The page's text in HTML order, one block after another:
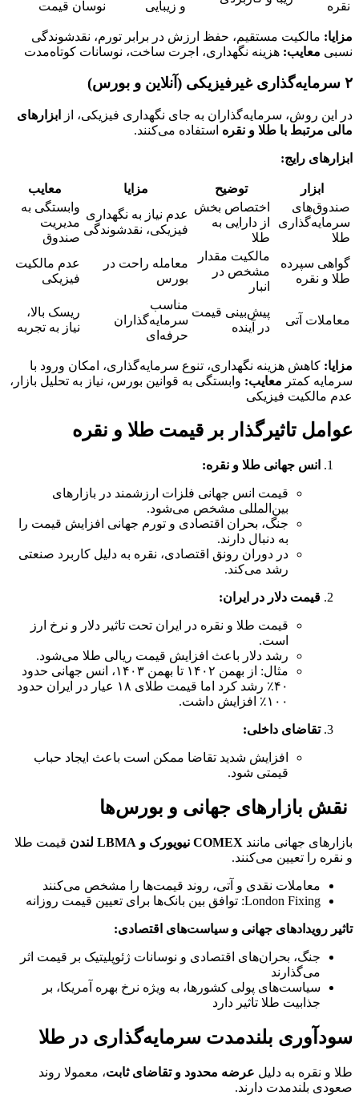
نقره و زیبایی نوسان قیمت
مزایا: مالکیت مستقیم، حفظ ارزش در برابر تورم، نقدشوندگی
نسبی معایب: هزینه نگهداری، اجرت ساخت، نوسانات کوتاه‌مدت
۲️ سرمایه‌گذاری غیرفیزیکی (آنلاین و بورس)
در این روش، سرمایه‌گذاران به جای نگهداری فیزیکی، از
ابزارهای
مالی مرتبط با طلا و نقره استفاده می‌کنند.
ابزارهای رایج:
ابزار توضیح مزایا
معایب
صندوق‌های
سرمایه‌گذاری
طلا
اختصاص بخش
از دارایی به
طلا
عدم نیاز به نگهداری
فیزیکی، نقدشوندگی
وابستگی به
مدیریت
صندوق
گواهی سپرده
طلا و نقره
مالکیت مقدار
مشخص در
انبار
معامله راحت در
بورس
عدم مالکیت
فیزیکی
معاملات آتی
پیش‌بینی قیمت
در آینده
مناسب
سرمایه‌گذاران
حرفه‌ای
ریسک بالا،
نیاز به تجربه
مزایا: کاهش هزینه نگهداری، تنوع سرمایه‌گذاری، امکان ورود با
سرمایه کمتر معایب: وابستگی به قوانین بورس، نیاز به تحلیل بازار،
عدم مالکیت فیزیکی
عوامل تاثیرگذار بر قیمت طلا و نقره
انس جهانی طلا و نقره:
قیمت انس جهانی فلزات ارزشمند در بازارهای
بین‌المللی مشخص می‌شود.
جنگ، بحران اقتصادی و تورم جهانی افزایش قیمت را
به دنبال دارند.
در دوران رونق اقتصادی، نقره به دلیل کاربرد صنعتی
رشد می‌کند.
قیمت دلار در ایران:
قیمت طلا و نقره در ایران تحت تاثیر دلار و نرخ ارز
است.
رشد دلار باعث افزایش قیمت ریالی طلا می‌شود.
مثال: از بهمن ۱۴۰۲ تا بهمن ۱۴۰۳، انس جهانی حدود
۴۰٪ رشد کرد اما قیمت طلای ۱۸ عیار در ایران حدود
۱۰۰٪ افزایش داشت.
تقاضای داخلی:
افزایش شدید تقاضا ممکن است باعث ایجاد حباب
قیمتی شود.
نقش بازارهای جهانی و بورس‌ها
بازارهای جهانی مانند COMEX نیویورک و LBMA لندن
قیمت طلا
و نقره را تعیین می‌کنند.
معاملات نقدی و آتی، روند قیمت‌ها را مشخص می‌کنند
London Fixing: توافق بین بانک‌ها برای تعیین قیمت روزانه
تاثیر رویدادهای جهانی و سیاست‌های اقتصادی:
جنگ، بحران‌های اقتصادی و نوسانات ژئوپلیتیک بر قیمت اثر
می‌گذارند
سیاست‌های پولی کشورها، به ویژه نرخ بهره آمریکا، بر
جذابیت طلا تاثیر دارد
سودآوری بلندمدت سرمایه‌گذاری در طلا
طلا و نقره به دلیل عرضه محدود و تقاضای ثابت، معمولا روند
صعودی بلندمدت دارند.